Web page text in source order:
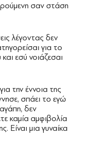
σαν στάση
λέγοντας δεν
για το
εσύ νοιάζεσαι
την έννοια της
σπάει το εγώ
αγάπη, δεν
καμία αμφιβολία
Είναι μια γυναίκα